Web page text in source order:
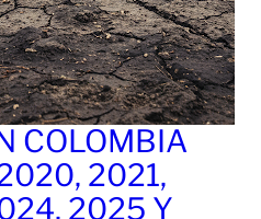
COLOMBIA
2021,
2025 Y